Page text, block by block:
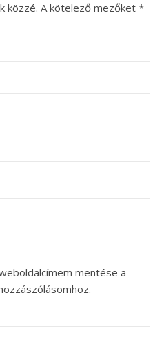
közzé. A kötelező mezőket *
mentése a